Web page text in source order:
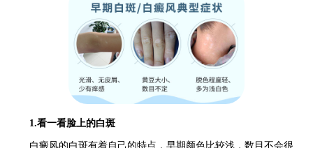
1.看一看脸上的白斑
白癜风的白斑有着自己的特点，早期颜色比较浅，数目不会很